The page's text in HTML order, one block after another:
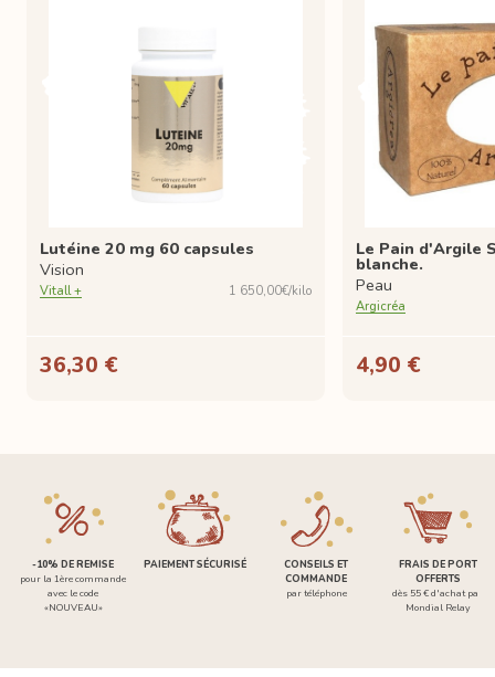
Lutéine 20 mg 60 capsules
Vision
Vitall + 1 650,00€/kilo
36,30 €
Le Pain d'Argile
blanche.
Peau
Argicréa
4,90 €
-10% DE REMISE
pour la 1ère commande
avec le code
«NOUVEAU»
PAIEMENT SÉCURISÉ
CONSEILS ET
COMMANDE
par téléphone
FRAIS DE PORT
OFFERTS
dès 55 € d'achat par
Mondial Relay